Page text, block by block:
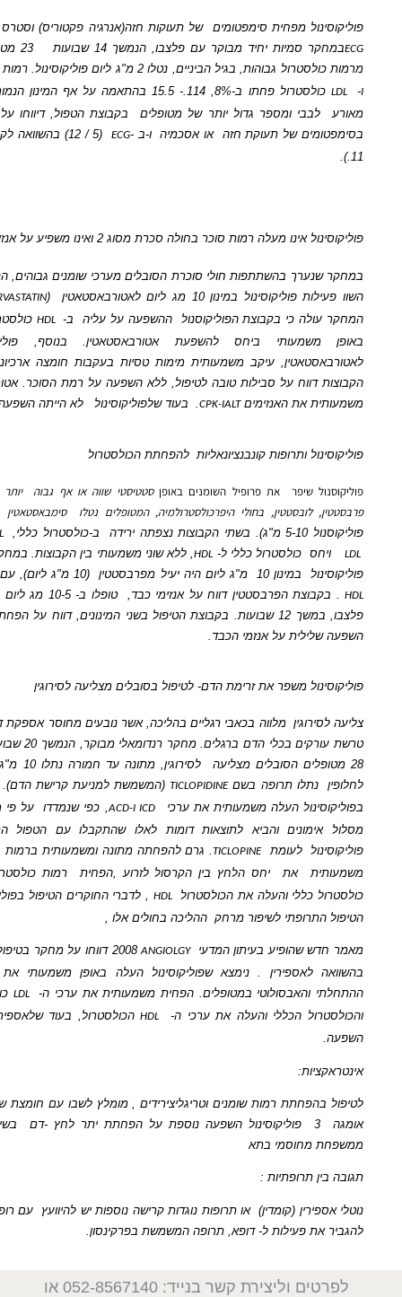
מפחית סימפטומים
של תעוקות חזה(אנרגיה פקטוריס) וסטרס כפי שהודגם ב-
סמיות יחיד מבוקר עם פלצבו, הנמשך 14 שבועות
23 מטופלים
הסובלים
בגיל הביניים, נטלו 2 מ"ג ליום פוליקוסינול. רמות כולסטרול הכללי
פחתו ב-8%, 114.- 15.5 בהתאמה על אף המינון הנמוך. לא דיווח
על
לבבי ומספר גדול יותר של מטופלים
בקבוצת הטפול, דיווחו על שפור משמעותי
של תעוקת חזה
או אסכמיה ו-ב -ECG (5 / 12) בהשוואה לקבוצת פלצבו (0 /
אינו מעלה רמות סוכר בחולה סכרתמסוג 2 ואינו משפיע על אנזימי הכבד
במחקר שנערך בהשתתפות חולי סוכרת הסובלים מערכי שומנים גבוהים, הנמשך 8 שבועות,
במינון 10 מג ליום לאטורבאסטאטין
(
ATORVASTATIN
). מתוצאות
כי בקבוצת הפוליקוסנול
ההשפעה על עליה ב-HDL כולסטרול הייתה גבוהה
ביחס להשפעת אטורבאסטאטין. בנוסף, פוליקוסנול, בניגוד
עיקב משמעותית מימות טסיות בעקבות חומצה ארכיונית וקולגן. בשתי
דווח על סבילות טובה לטיפול, ללא השפעה על רמת הסוכר. אטורבאסטאטין עלה
את האנזימיםCPK-IALT
. בעוד שלפוליקוסינול לא הייתה השפעה .
ותרופות קונבנציונאליות להפחתת הכולסטרול
את פרופיל השומנים באופןסטטיסטי שווה או אף גבוה
יותר מ- סימבאסטאטין,
לובסטטין, בחולי היפרכולסטרולמיה, המטופלים נטלו
סימבאסטאטין
או
ב-כולסטרול כללי,LDL יחס HDLל-
כולסטרול כללי ל-HDL, ללא שוני משמעותי בין הקבוצות. במחקר אחר נימצא כי
במינון 10 מ"ג ליום היה יעיל מפרבסטטין
(10 מ"ג ליום), עם עליה ברמות ה-
הפרבסטטין דווח על אנזימי כבד,
טופלו ב- 10-5 מג ליום בפוליקוסינול או
פלצבו, במשך 12 שבועות. בקבוצת הטיפול בשני המינונים, דווח על הפחתה בשומנים ללא
על אנזמי הכבד.
משפר את זרימת הדם- לטיפול בסובלים מצליעה לסירוגין
מלווה בכאבי רגליים בהליכה, אשר נובעים מחוסר אספקת דם לשרירי העקב
טרשת עורקים בכלי הדם ברגלים. מחקר רנדומאלי מבוקר, הנמשך 20 שבועות, בהשתתפות
לסירוגין, מתונה עד חמורה נתלו 10 מ"ג פוליקוסינול
או
נתלו תרופה בשםTICLOPIDINE(המשמשת למניעת קרישת הדם). נמצא כי הטיפול
העלה משמעותית את ערכי
ACD-I ICD, כפי שנמדדו
על פי מרחק הליכה על
והביא לתוצאות דומות לאלו שהתקבלו עם הטפול התרופתי. בנוסף,
לעומת TICLOPINE. גרם להפחתה מתונה ומשמעותית ברמות
פיברינוגן, העלה
יחס הלחץ בין הקרסול לזרוע ,הפחית רמות כולסטרולLDK
ורמות
כללי והעלה את הכולסטרול
HDL , לדברי החוקרים הטיפול בפוליקוסינול יעיל כמו
לשיפור מרחק ההליכה בחולים אלו ,
שהופיע בעיתון המדעיANGIOLGY
2008 דווחו על מחקר בטיפול עם פוליקוסינול
לאספירין . נימצא שפוליקוסינול העלה באופן משמעותי את מרחק ההליכה
והאבסולוטי במטופלים. הפחית משמעותית את ערכי ה-LDL כולסטרול בסרום
הכללי והעלה את ערכי ה- HDLהכולסטרול, בעוד שלאספירין לא הייתה כל
רמות שומנים וטריגליצירידים , מומלץ לשבו עם חומצת שומן חיוניות מסוג
פוליקוסינול השפעה נוספת על הפחתת יתר לחץ -דם
בשילוב עם תרופות
מחוסמי בתא
תרופתיות :
(קומדין) או תרופות נוגדות קרישה נוספות יש להיוועץ עם רופא המטפל עלול
פעילות ל- דופא, תרופה המשמשת בפרקינסון.
קשר בנייד: 052-8567140
או